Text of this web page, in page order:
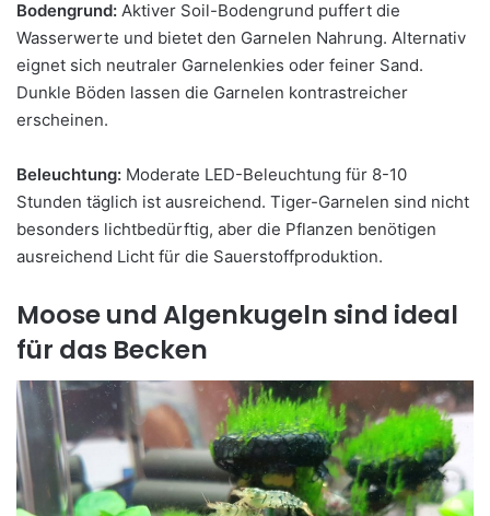
Bodengrund: Aktiver Soil-Bodengrund puffert die
Wasserwerte und bietet den Garnelen Nahrung. Alternativ
eignet sich neutraler Garnelenkies oder feiner Sand.
Dunkle Böden lassen die Garnelen kontrastreicher
erscheinen.
Beleuchtung: Moderate LED-Beleuchtung für 8-10
Stunden täglich ist ausreichend. Tiger-Garnelen sind nicht
besonders lichtbedürftig, aber die Pflanzen benötigen
ausreichend Licht für die Sauerstoffproduktion.
Moose und Algenkugeln sind ideal
für das Becken